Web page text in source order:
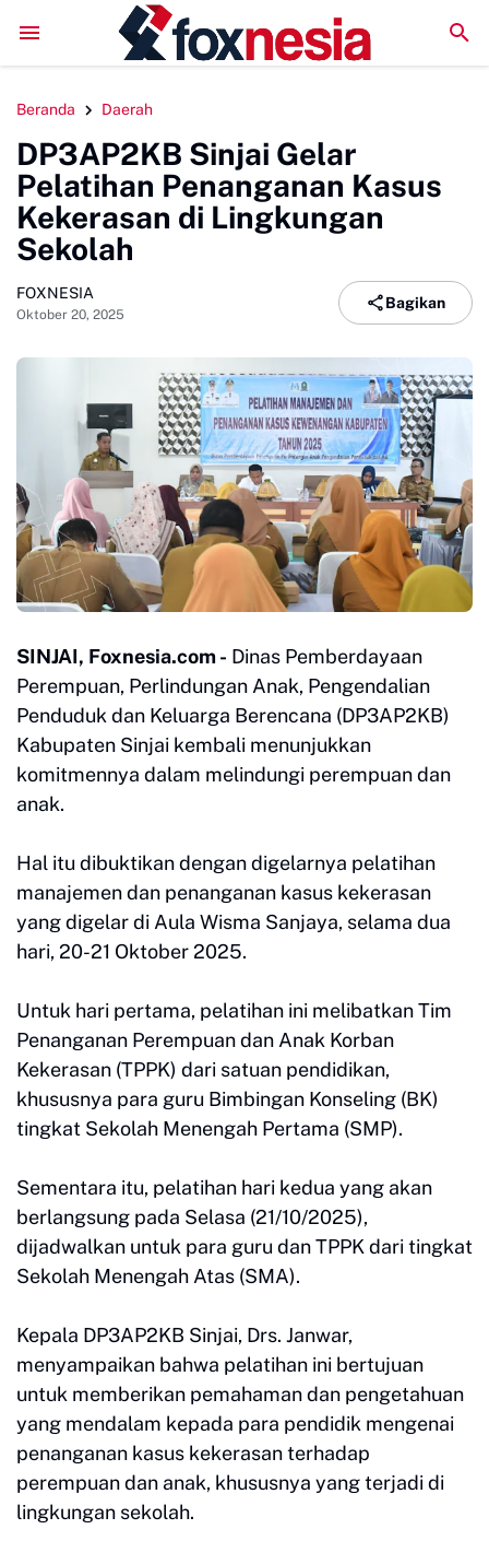
Literatur Institut Minta Polda Metro Jaya Segera
Beranda Daerah
DP3AP2KB Sinjai Gelar
Pelatihan Penanganan Kasus
Kekerasan di Lingkungan
Sekolah
FOXNESIA
Oktober 20, 2025
Bagikan
SINJAI, Foxnesia.com - Dinas Pemberdayaan
Perempuan, Perlindungan Anak, Pengendalian
Penduduk dan Keluarga Berencana (DP3AP2KB)
Kabupaten Sinjai kembali menunjukkan
komitmennya dalam melindungi perempuan dan
anak.
Hal itu dibuktikan dengan digelarnya pelatihan
manajemen dan penanganan kasus kekerasan
yang digelar di Aula Wisma Sanjaya, selama dua
hari, 20-21 Oktober 2025.
Untuk hari pertama, pelatihan ini melibatkan Tim
Penanganan Perempuan dan Anak Korban
Kekerasan (TPPK) dari satuan pendidikan,
khususnya para guru Bimbingan Konseling (BK)
tingkat Sekolah Menengah Pertama (SMP).
Sementara itu, pelatihan hari kedua yang akan
berlangsung pada Selasa (21/10/2025),
dijadwalkan untuk para guru dan TPPK dari tingkat
Sekolah Menengah Atas (SMA).
Kepala DP3AP2KB Sinjai, Drs. Janwar,
menyampaikan bahwa pelatihan ini bertujuan
untuk memberikan pemahaman dan pengetahuan
yang mendalam kepada para pendidik mengenai
penanganan kasus kekerasan terhadap
perempuan dan anak, khususnya yang terjadi di
lingkungan sekolah.